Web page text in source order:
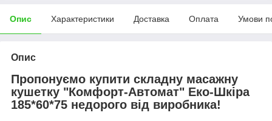
Опис Характеристики Доставка Оплата Умови
Опис
Пропонуємо купити складну масажну
кушетку "Комфорт-Автомат" Еко-Шкіра
185*60*75 недорого від виробника!